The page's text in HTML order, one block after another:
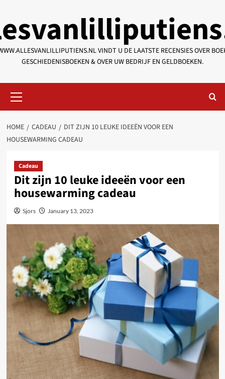
content
VINDT U DE LAATSTE RECENSIES OVER
GESCHIEDENISBOEKEN & OVER UW BEDRIJF EN GELDBOEKEN.
Menu
HOME CADEAU
DIT ZIJN 10 LEUKE IDEEËN VOOR EEN
HOUSEWARMING CADEAU
Cadeau
Dit zijn 10 leuke ideeën voor een
housewarming cadeau
Sjors January 13, 2023